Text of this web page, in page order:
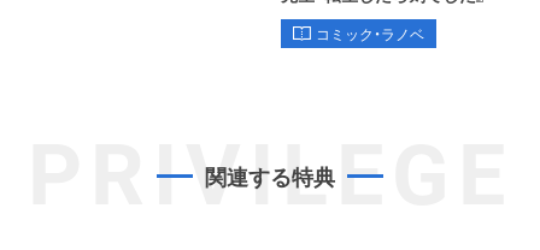
コミック・ラノベ
PRIVILEGE
関連する特典